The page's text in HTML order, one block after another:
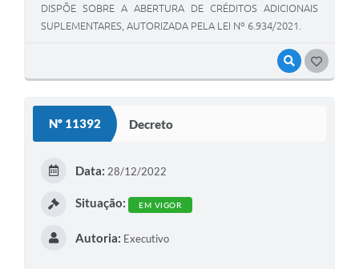
VISUALIZAR
DISPÕE SOBRE A ABERTURA DE CRÉDITOS ADICIONAIS
SUPLEMENTARES, AUTORIZADA PELA LEI Nº 6.934/2021.
Nº 11392 Decreto
Data: 28/12/2022
Situação: EM VIGOR
Autoria: Executivo